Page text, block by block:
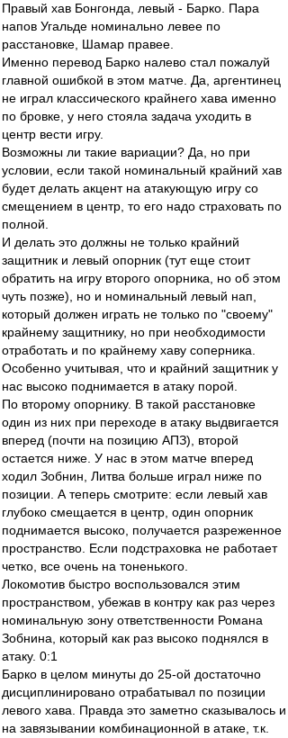
Правый хав Бонгонда, левый - Барко. Пара
напов Угальде номинально левее по
расстановке, Шамар правее.
Именно перевод Барко налево стал пожалуй
главной ошибкой в этом матче. Да, аргентинец
не играл классического крайнего хава именно
по бровке, у него стояла задача уходить в
центр вести игру.
Возможны ли такие вариации? Да, но при
условии, если такой номинальный крайний хав
будет делать акцент на атакующую игру со
смещением в центр, то его надо страховать по
полной.
И делать это должны не только крайний
защитник и левый опорник (тут еще стоит
обратить на игру второго опорника, но об этом
чуть позже), но и номинальный левый нап,
который должен играть не только по "своему"
крайнему защитнику, но при необходимости
отработать и по крайнему хаву соперника.
Особенно учитывая, что и крайний защитник у
нас высоко поднимается в атаку порой.
По второму опорнику. В такой расстановке
один из них при переходе в атаку выдвигается
вперед (почти на позицию АПЗ), второй
остается ниже. У нас в этом матче вперед
ходил Зобнин, Литва больше играл ниже по
позиции. А теперь смотрите: если левый хав
глубоко смещается в центр, один опорник
поднимается высоко, получается разреженное
пространство. Если подстраховка не работает
четко, все очень на тоненького.
Локомотив быстро воспользовался этим
пространством, убежав в контру как раз через
номинальную зону ответственности Романа
Зобнина, который как раз высоко поднялся в
атаку. 0:1
Барко в целом минуты до 25-ой достаточно
дисциплинировано отрабатывал по позиции
левого хава. Правда это заметно сказывалось и
на завязывании комбинационной в атаке, т.к.